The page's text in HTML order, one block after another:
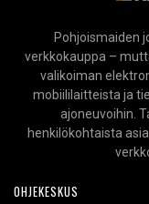
Pohjoismaiden
verkkokauppa –
valikoiman
mobiililaitteista ja
ajoneuvoihin.
henkilökohtaista
OHJEKESKUS